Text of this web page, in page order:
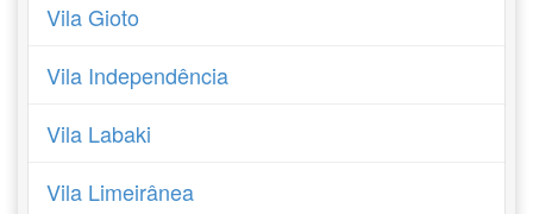
Vila Gioto
Vila Independência
Vila Labaki
Vila Limeirânea